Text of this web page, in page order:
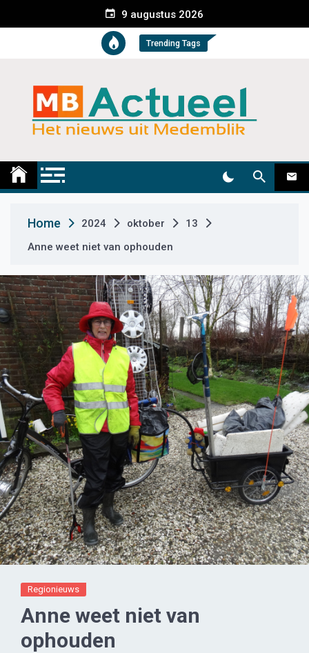
e
t
9 augustus 2026
Trending Tags
Medemblik Actueel
Home 2024 oktober
13
Anne weet niet van ophouden
Regionieuws
Anne weet niet van
ophouden